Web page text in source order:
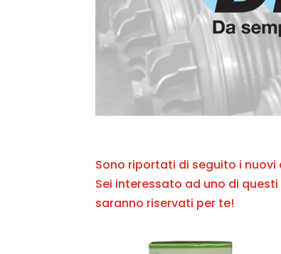
Sono riportati di seguito i
Sei interessato ad uno di
saranno riservati per te!